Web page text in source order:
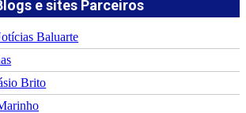
e sites Parceiros
Baluarte
Brito